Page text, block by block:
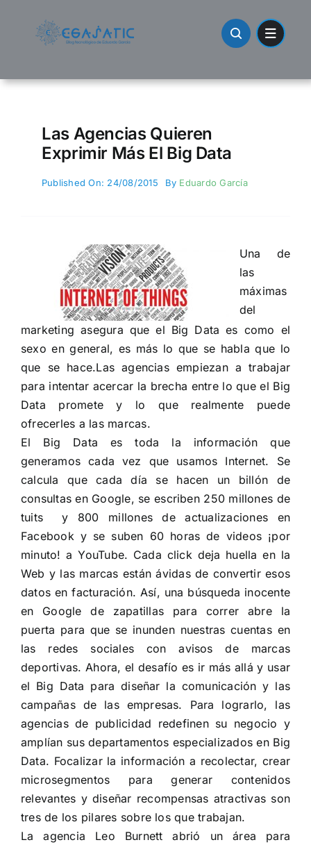
Las Agencias Quieren
Exprimir Más El Big Data
Published On: 24/08/2015 By Eduardo García
Una de
las
máximas
del
marketing asegura que el Big Data es como el
sexo en general, es más lo que se habla que lo
que se hace.Las agencias empiezan a trabajar
para intentar acercar la brecha entre lo que el Big
Data promete y lo que realmente puede
ofrecerles a las marcas.
El Big Data es toda la información que
generamos cada vez que usamos Internet. Se
calcula que cada día se hacen un billón de
consultas en Google, se escriben 250 millones de
tuits y 800 millones de actualizaciones en
Facebook y se suben 60 horas de videos ¡por
minuto! a YouTube. Cada click deja huella en la
Web y las marcas están ávidas de convertir esos
datos en facturación. Así, una búsqueda inocente
en Google de zapatillas para correr abre la
puerta para que se inunden nuestras cuentas en
las redes sociales con avisos de marcas
deportivas. Ahora, el desafío es ir más allá y usar
el Big Data para diseñar la comunicación y las
campañas de las empresas. Para lograrlo, las
agencias de publicidad redefinen su negocio y
amplían sus departamentos especializados en Big
Data. Focalizar la información a recolectar, crear
microsegmentos para generar contenidos
relevantes y diseñar recompensas atractivas son
tres de los pilares sobre los que trabajan.
La agencia Leo Burnett abrió un área para